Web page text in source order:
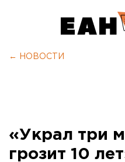
← НОВОСТИ
«Украл три
грозит 10